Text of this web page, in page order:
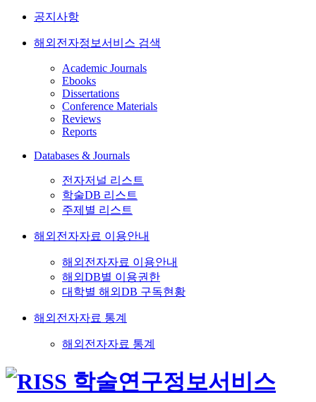
공지사항
해외전자정보서비스 검색
Academic Journals
Ebooks
Dissertations
Conference Materials
Reviews
Reports
Databases & Journals
전자저널 리스트
학술DB 리스트
주제별 리스트
해외전자자료 이용안내
해외전자자료 이용안내
해외DB별 이용권한
대학별 해외DB 구독현황
해외전자자료 통계
해외전자자료 통계